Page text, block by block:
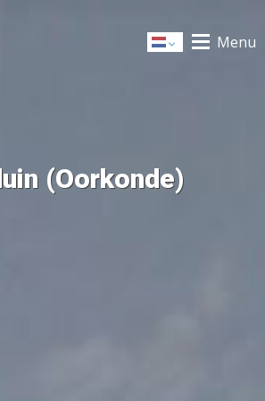
Dutch Menu
(Oorkonde)